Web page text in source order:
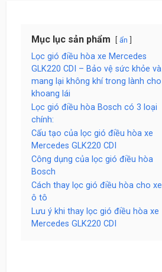
Mục lục sản phẩm ẩn
Lọc gió điều hòa xe Mercedes
GLK220 CDI – Bảo vệ sức khỏe và
mang lại không khí trong lành cho
khoang lái
Lọc gió điều hòa Bosch có 3 loại
chính:
Cấu tạo của lọc gió điều hòa xe
Mercedes GLK220 CDI
Công dụng của lọc gió điều hòa
Bosch
Cách thay lọc gió điều hòa cho xe
ô tô
Lưu ý khi thay lọc gió điều hòa xe
Mercedes GLK220 CDI